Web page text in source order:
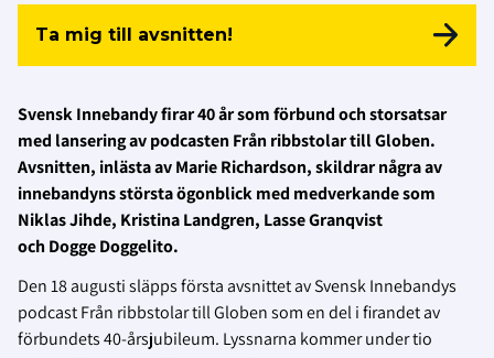
Ta mig till avsnitten!
Svensk Innebandy firar 40 år som förbund och storsatsar
med lansering av podcasten Från ribbstolar till Globen.
Avsnitten, inlästa av Marie Richardson, skildrar några av
innebandyns största ögonblick med medverkande som
Niklas Jihde, Kristina Landgren, Lasse Granqvist
och Dogge Doggelito.
Den 18 augusti släpps första avsnittet av Svensk Innebandys
podcast Från ribbstolar till Globen som en del i firandet av
förbundets 40-årsjubileum. Lyssnarna kommer under tio